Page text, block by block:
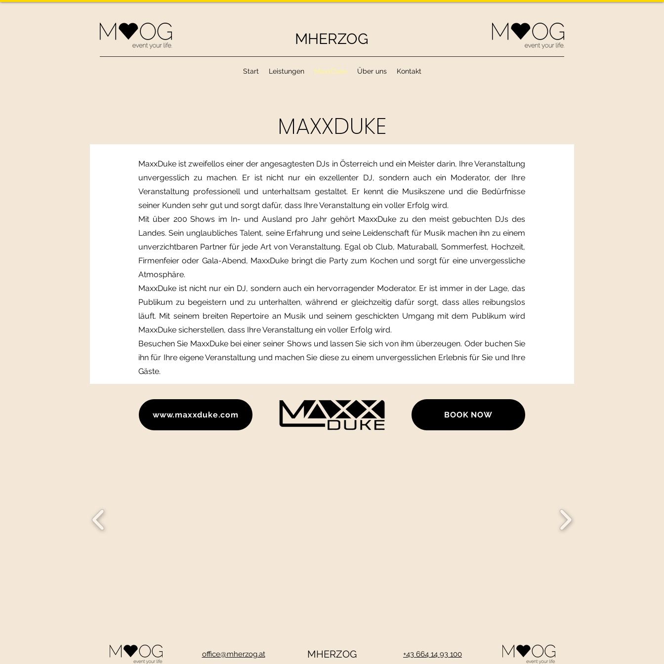
MHERZOG
Start Leistungen MaxxDuke Über uns Kontakt
MAXXDUKE
MaxxDuke ist zweifellos einer der angesagtesten DJs in Österreich und ein Meister darin, Ihre Veranstaltung
unvergesslich zu machen. Er ist nicht nur ein exzellenter DJ, sondern auch ein Moderator, der Ihre
Veranstaltung professionell und unterhaltsam gestaltet. Er kennt die Musikszene und die Bedürfnisse
seiner Kunden sehr gut und sorgt dafür, dass Ihre Veranstaltung ein voller Erfolg wird.
Mit über 200 Shows im In- und Ausland pro Jahr gehört MaxxDuke zu den meist gebuchten DJs des
Landes. Sein unglaubliches Talent, seine Erfahrung und seine Leidenschaft für Musik machen ihn zu einem
unverzichtbaren Partner für jede Art von Veranstaltung. Egal ob Club, Maturaball, Sommerfest, Hochzeit,
Firmenfeier oder Gala-Abend, MaxxDuke bringt die Party zum Kochen und sorgt für eine unvergessliche
Atmosphäre.
MaxxDuke ist nicht nur ein DJ, sondern auch ein hervorragender Moderator. Er ist immer in der Lage, das
Publikum zu begeistern und zu unterhalten, während er gleichzeitig dafür sorgt, dass alles reibungslos
läuft. Mit seinem breiten Repertoire an Musik und seinem geschickten Umgang mit dem Publikum wird
MaxxDuke sicherstellen, dass Ihre Veranstaltung ein voller Erfolg wird.
Besuchen Sie MaxxDuke bei einer seiner Shows und lassen Sie sich von ihm überzeugen. Oder buchen Sie
ihn für Ihre eigene Veranstaltung und machen Sie diese zu einem unvergesslichen Erlebnis für Sie und Ihre
Gäste.
www.maxxduke.com BOOK NOW
office@mherzog.at MHERZOG +43 664 14 93 100